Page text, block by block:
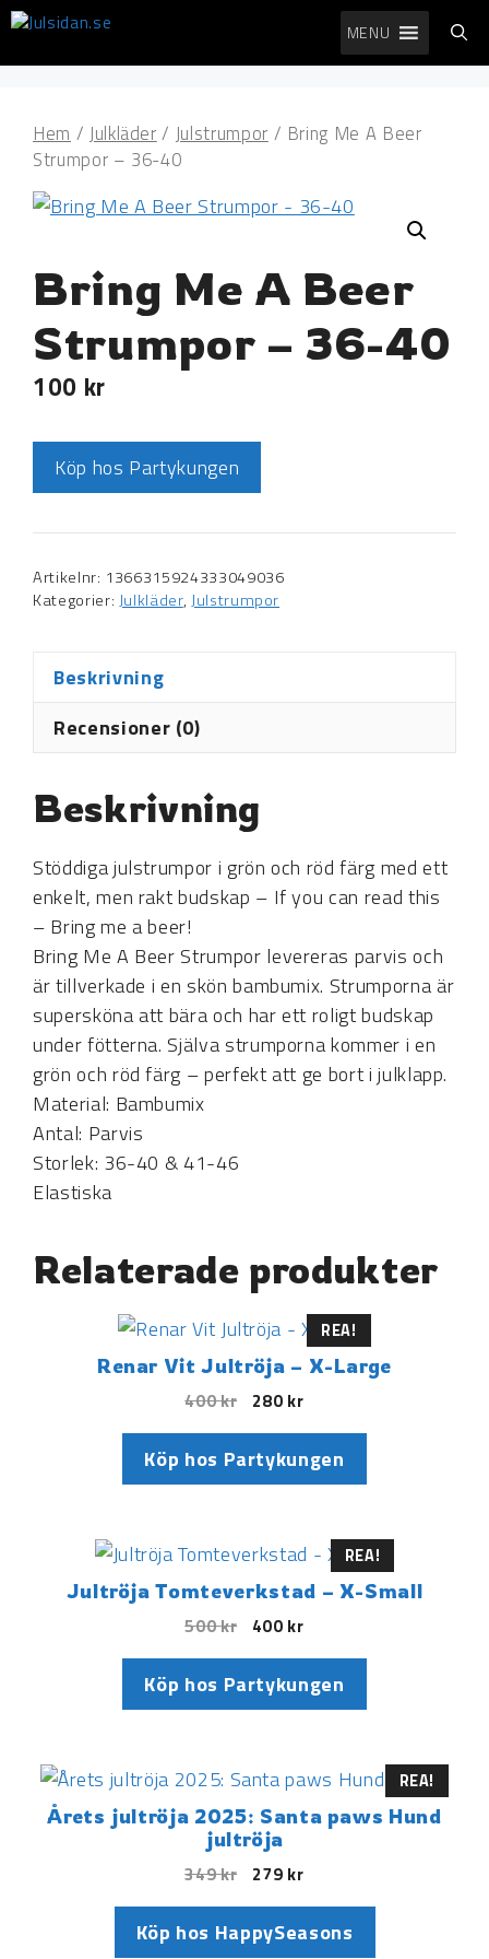
Hoppa
innehåll
MENU
Hem / Julkläder / Julstrumpor / Bring Me A Beer
Strumpor – 36-40
Bring Me A Beer
Strumpor – 36-40
100 kr
Köp hos Partykungen
Artikelnr: 1366315924333049036
Kategorier: Julkläder, Julstrumpor
Beskrivning
Recensioner (0)
Beskrivning
Stöddiga julstrumpor i grön och röd färg med ett
enkelt, men rakt budskap – If you can read this
– Bring me a beer!
Bring Me A Beer Strumpor levereras parvis och
är tillverkade i en skön bambumix. Strumporna är
supersköna att bära och har ett roligt budskap
under fötterna. Själva strumporna kommer i en
grön och röd färg – perfekt att ge bort i julklapp.
Material: Bambumix
Antal: Parvis
Storlek: 36-40 & 41-46
Elastiska
Relaterade produkter
REA!
Renar Vit Jultröja – X-Large
400kr 280 kr
Köp hos Partykungen
REA!
Jultröja Tomteverkstad – X-Small
500kr 400 kr
Köp hos Partykungen
REA!
Årets jultröja 2025: Santa paws Hund
jultröja
349kr 279 kr
Köp hos HappySeasons